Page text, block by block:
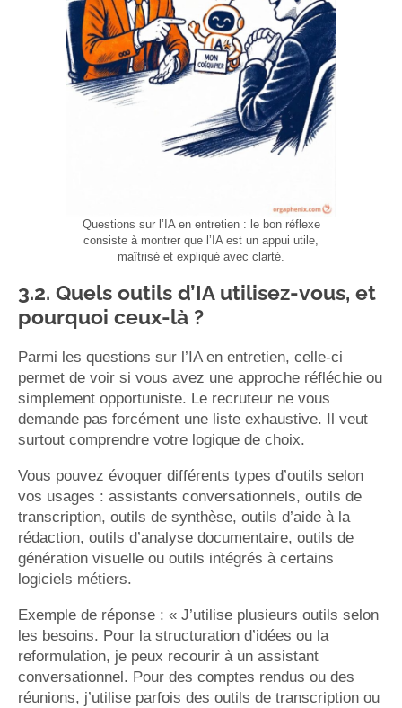
Questions sur l’IA en entretien : le bon réflexe
consiste à montrer que l’IA est un appui utile,
maîtrisé et expliqué avec clarté.
3.2. Quels outils d’IA utilisez-vous, et
pourquoi ceux-là ?
Parmi les questions sur l’IA en entretien, celle-ci
permet de voir si vous avez une approche réfléchie ou
simplement opportuniste. Le recruteur ne vous
demande pas forcément une liste exhaustive. Il veut
surtout comprendre votre logique de choix.
Vous pouvez évoquer différents types d’outils selon
vos usages : assistants conversationnels, outils de
transcription, outils de synthèse, outils d’aide à la
rédaction, outils d’analyse documentaire, outils de
génération visuelle ou outils intégrés à certains
logiciels métiers.
Exemple de réponse : « J’utilise plusieurs outils selon
les besoins. Pour la structuration d’idées ou la
reformulation, je peux recourir à un assistant
conversationnel. Pour des comptes rendus ou des
réunions, j’utilise parfois des outils de transcription ou